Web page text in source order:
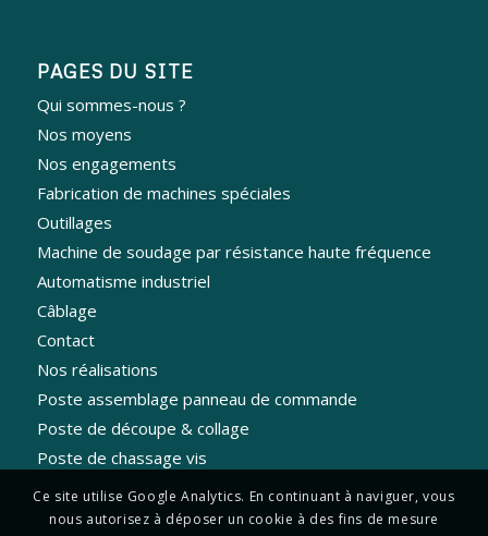
PAGES DU SITE
Qui sommes-nous ?
Nos moyens
Nos engagements
Fabrication de machines spéciales
Outillages
Machine de soudage par résistance haute fréquence
Automatisme industriel
Câblage
Contact
Nos réalisations
Poste assemblage panneau de commande
Poste de découpe & collage
Poste de chassage vis
Ce site utilise Google Analytics. En continuant à naviguer, vous
nous autorisez à déposer un cookie à des fins de mesure